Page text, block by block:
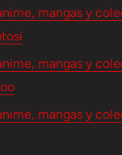
mangas y
mangas y
mangas y